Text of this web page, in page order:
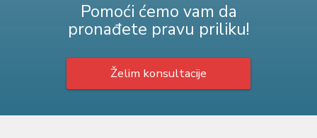
Pomoći ćemo vam da
pronađete pravu priliku!
Želim konsultacije